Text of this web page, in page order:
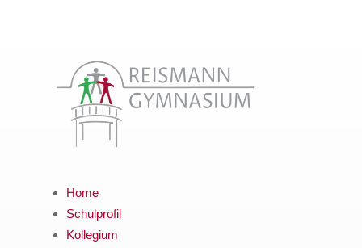
Home
Schulprofil
Kollegium